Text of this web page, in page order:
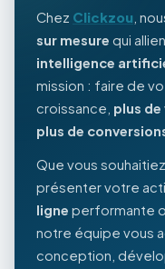
Chez Clickzou ,
sur mesure qui
intelligence
mission : faire de
croissance, plus
plus de
Que vous souhaitiez
présenter votre
ligne performante
notre équipe vous
conception,